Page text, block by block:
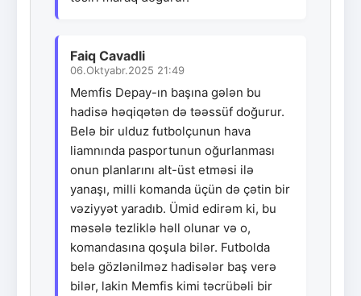
Faiq Cavadli
06.Oktyabr.2025 21:49
Memfis Depay-ın başına gələn bu
hadisə həqiqətən də təəssüf doğurur.
Belə bir ulduz futbolçunun hava
liamnında pasportunun oğurlanması
onun planlarını alt-üst etməsi ilə
yanaşı, milli komanda üçün də çətin bir
vəziyyət yaradıb. Ümid edirəm ki, bu
məsələ tezliklə həll olunar və o,
komandasına qoşula bilər. Futbolda
belə gözlənilməz hadisələr baş verə
bilər, lakin Memfis kimi təcrübəli bir